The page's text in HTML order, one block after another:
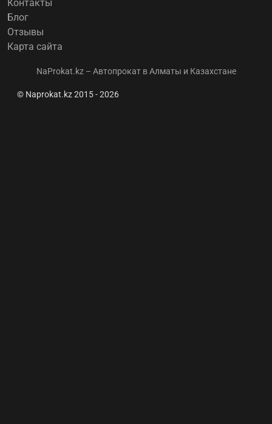
Контакты
Блог
Отзывы
Карта сайта
NaProkat.kz – Автопрокат в Алматы и Казахстане
© Naprokat.kz 2015 - 2026